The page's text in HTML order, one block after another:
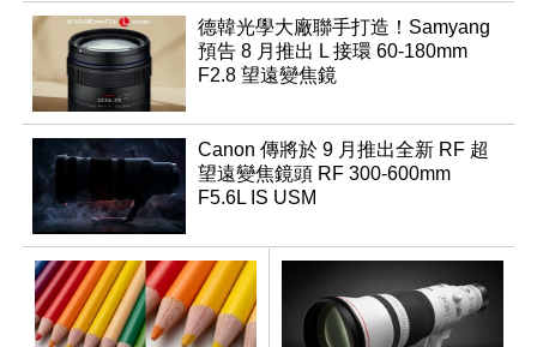
德韓光學大廠聯手打造！Samyang
預告 8 月推出 L 接環 60-180mm
F2.8 望遠變焦鏡
Canon 傳將於 9 月推出全新 RF 超
望遠變焦鏡頭 RF 300-600mm
F5.6L IS USM